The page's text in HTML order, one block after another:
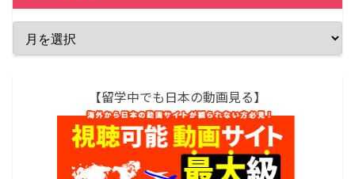
【留学中でも日本の動画見る】